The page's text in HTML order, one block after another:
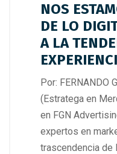
NOS
DE LO
A LA
Por: FERNANDO
(Estratega en
en FGN
expertos en
trascendencia de